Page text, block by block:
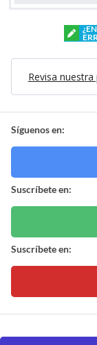
Revisa
Síguenos en:
Suscríbete en:
Suscríbete en: